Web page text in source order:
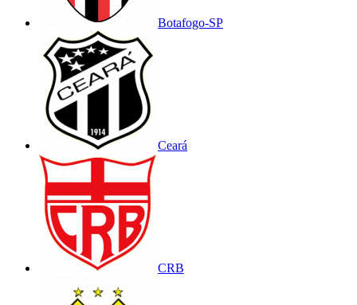
Botafogo-SP
Ceará
CRB